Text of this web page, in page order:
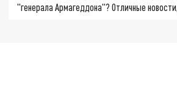
"генерала Армагеддона"? Отличные